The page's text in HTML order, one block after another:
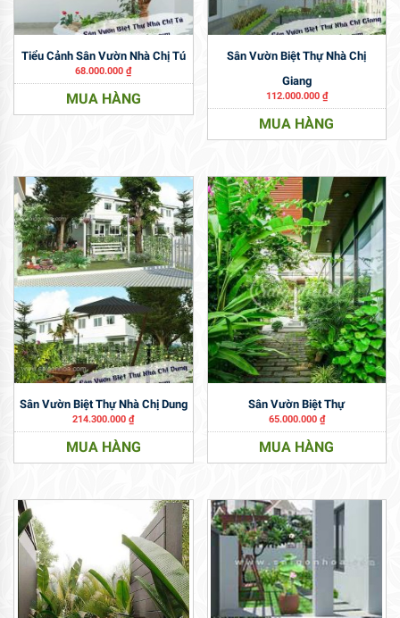
Tiểu Cảnh Sân Vườn Nhà Chị Tú
68.000.000₫
MUA HÀNG
Sân Vườn Biệt Thự Nhà Chị
Giang
112.000.000 ₫
MUA HÀNG
Sân Vườn Biệt Thự Nhà Chị Dung
214.300.000₫
MUA HÀNG
Sân Vườn Biệt Thự
65.000.000 ₫
MUA HÀNG